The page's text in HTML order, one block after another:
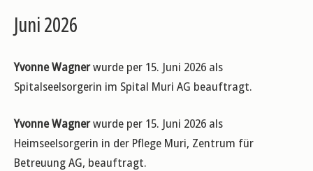
Juni 2026
Yvonne Wagnerwurde per 15. Juni 2026 als
Spitalseelsorgerin im Spital Muri AG beauftragt.
Yvonne Wagnerwurde per 15. Juni 2026 als
Heimseelsorgerin in der Pflege Muri, Zentrum für
Betreuung AG, beauftragt.